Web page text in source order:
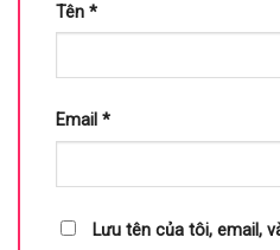
Tên *
Email *
Lưu tên của tôi, email,